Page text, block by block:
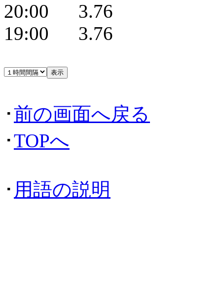
20:00 3.76
19:00 3.76
･前の画面へ戻る
･TOPへ
･ 用語の説明